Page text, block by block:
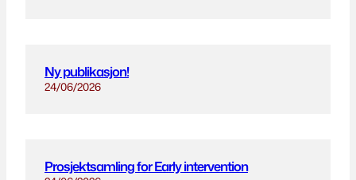
Ny publikasjon!
24/06/2026
Prosjektsamling for Early intervention